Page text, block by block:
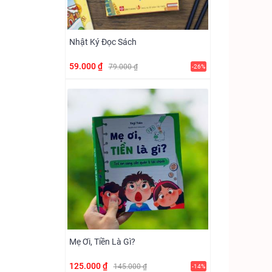
Nhật Ký Đọc Sách
59.000 ₫ 79.000 ₫ -26%
Mẹ Ơi, Tiền Là Gì?
125.000 ₫ 145.000 ₫ -14%